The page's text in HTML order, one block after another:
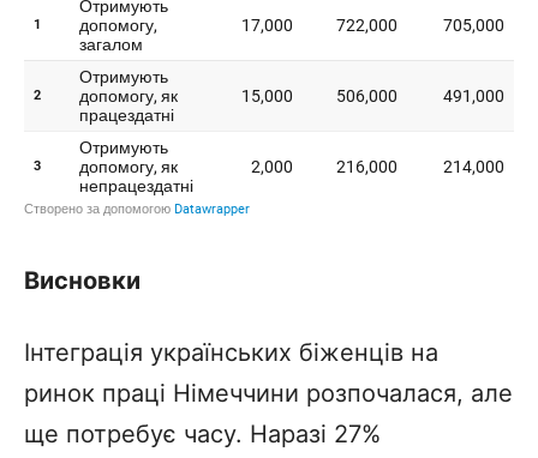
Висновки
Інтеграція українських біженців на
ринок праці Німеччини розпочалася, але
ще потребує часу. Наразі 27%